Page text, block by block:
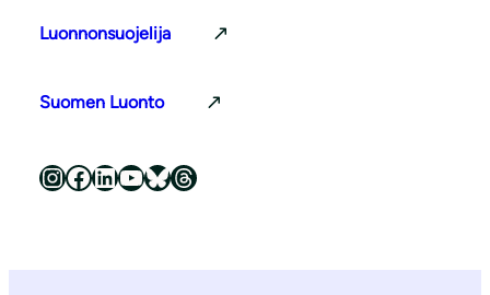
Luonnonsuojelija
Suomen Luonto
Luonnonsuojeluliitto Instagramissa Luonnonsuojeluliitto Facebookissa Luonnonsuojeluliitto LinkedInissä Luonnonsuojeluliiton YouTube-kanava Luonnonsuojeluliitto Blueskyssa Luonnonsuojeluliitto Threadsissa